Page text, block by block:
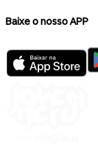
Baixe o nosso APP